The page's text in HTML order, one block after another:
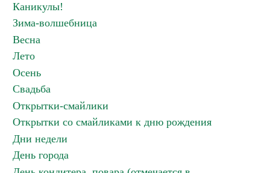
Каникулы!
Зима-волшебница
Весна
Лето
Осень
Свадьба
Открытки-смайлики
Открытки со смайликами к дню рождения
Дни недели
День города